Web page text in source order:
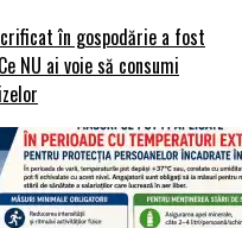
în gospodărie a fost
NU ai voie să consumi